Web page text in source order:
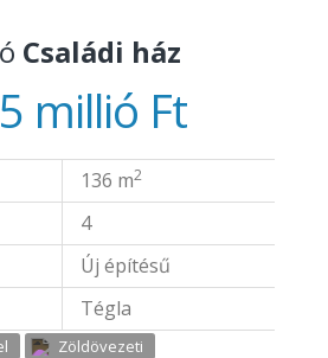
Családi ház
millió Ft
136 m2
4
Új építésű
Tégla
Zöldövezeti